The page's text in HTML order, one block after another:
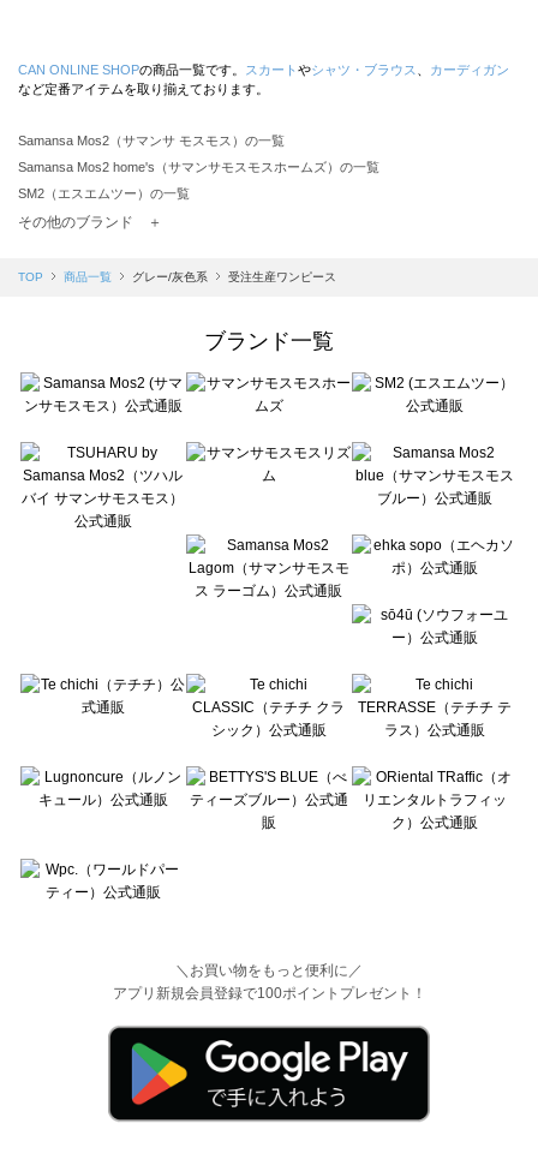
CAN ONLINE SHOPの商品一覧です。 スカート やシャツ・ブラウス
カーディガン
など定番アイテムを取り揃えております。
Samansa Mos2（サマンサ モスモス）の一覧
Samansa Mos2 home's（サマンサモスモスホームズ）の一覧
SM2（エスエムツー）の一覧
TSUHARU by Samansa Mos2（ツハルバイサマンサモスモス）の一覧
Samansa Mos2 blue（サマンサモスモス ブルー）の一覧
Te chichi（テチチ）の一覧
Te chichi CLASSIC（テチチ クラシック）の一覧
Lugnoncure（ルノンキュール）の一覧
BETTY'S BLUE（べティーズブルー）の一覧
Wpc.（ワールドパーティー）の一覧
その他のブランド ＋
TOP 商品一覧 グレー/灰色系 受注生産ワンピース
ブランド一覧
＼お買い物をもっと便利に／
アプリ新規会員登録で100ポイントプレゼント！